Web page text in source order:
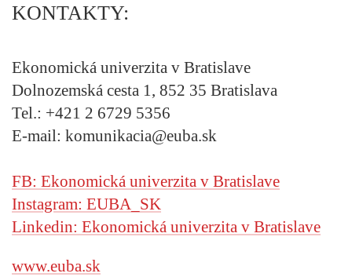
KONTAKTY:
Ekonomická univerzita v Bratislave
Dolnozemská cesta 1, 852 35 Bratislava
Tel.: +421 2 6729 5356
E-mail: komunikacia@euba.sk
FB: Ekonomická univerzita v Bratislave
Instagram: EUBA_SK
Linkedin: Ekonomická univerzita v Bratislave
www.euba.sk